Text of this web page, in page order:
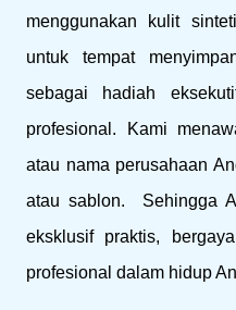
menggunakan kulit
untuk tempat
sebagai hadiah
profesional. Kami
atau nama perusahaan
atau sablon. Sehingga
eksklusif praktis,
profesional dalam hidup